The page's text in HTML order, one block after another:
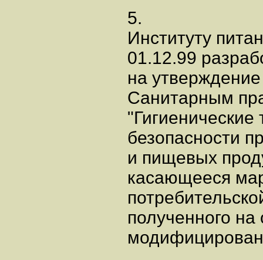
5.
Институту
01.12.99
на
Санитарным
"Гигиенические
безопасности
и пищевых
касающееся
полученного на